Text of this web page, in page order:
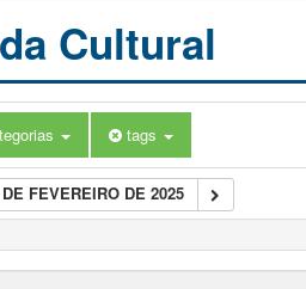
Cultural
tags
FEVEREIRO DE 2025